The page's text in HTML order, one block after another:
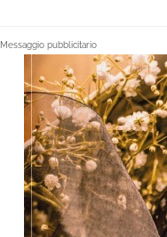
Messaggio pubblicitario